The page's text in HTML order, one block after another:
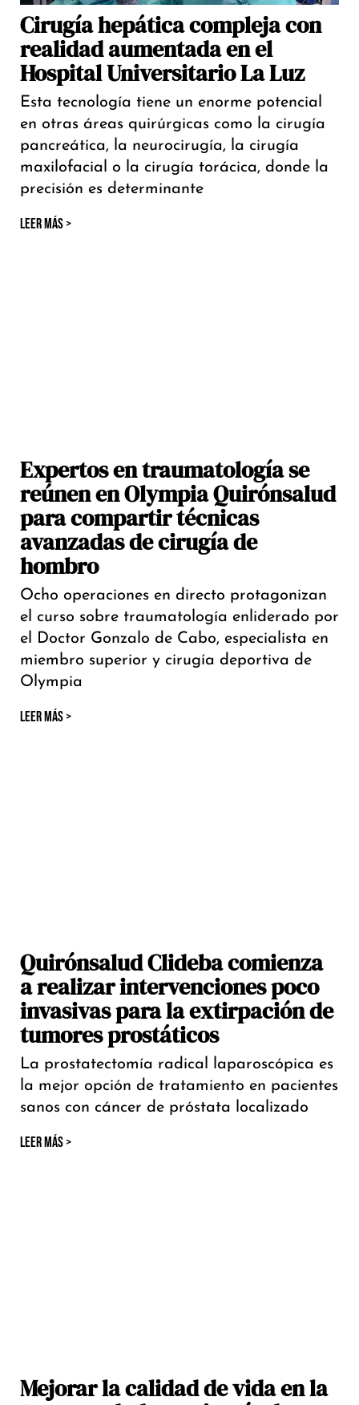
Cirugía hepática compleja con
realidad aumentada en el
Hospital Universitario La Luz
Esta tecnología tiene un enorme potencial
en otras áreas quirúrgicas como la cirugía
pancreática, la neurocirugía, la cirugía
maxilofacial o la cirugía torácica, donde la
precisión es determinante
LEER MÁS >
Expertos en traumatología se
reúnen en Olympia Quirónsalud
para compartir técnicas
avanzadas de cirugía de
hombro
Ocho operaciones en directo protagonizan
el curso sobre traumatología enliderado por
el Doctor Gonzalo de Cabo, especialista en
miembro superior y cirugía deportiva de
Olympia
LEER MÁS >
Quirónsalud Clideba comienza
a realizar intervenciones poco
invasivas para la extirpación de
tumores prostáticos
La prostatectomía radical laparoscópica es
la mejor opción de tratamiento en pacientes
sanos con cáncer de próstata localizado
LEER MÁS >
Mejorar la calidad de vida en la